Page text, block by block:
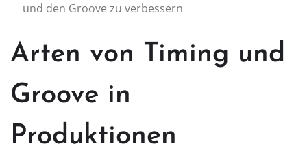
und den Groove zu verbessern
Arten von Timing und
Groove in
Produktionen